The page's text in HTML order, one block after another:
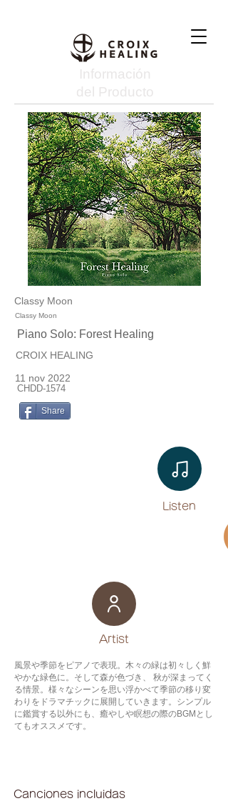
Información
del Producto
Classy Moon
Classy Moon
Piano Solo: Forest Healing
CROIX HEALING
11 nov 2022
CHDD-1574
Share
Listen​
​Artist
風景や季節をピアノで表現。木々の緑は初々しく鮮
やかな緑色に。そして森が色づき、 秋が深まってく
る情景。様々なシーンを思い浮かべて季節の移り変
わりをドラマチックに展開していきます。シンプル
に鑑賞する以外にも、癒やしや瞑想の際のBGMとし
てもオススメです。
Canciones incluidas